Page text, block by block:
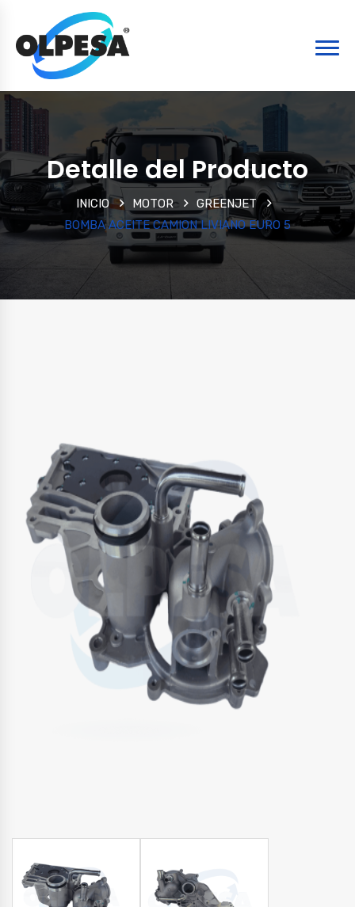
Detalle del Producto
INICIO MOTOR
GREENJET
BOMBA ACEITE CAMION LIVIANO EURO 5